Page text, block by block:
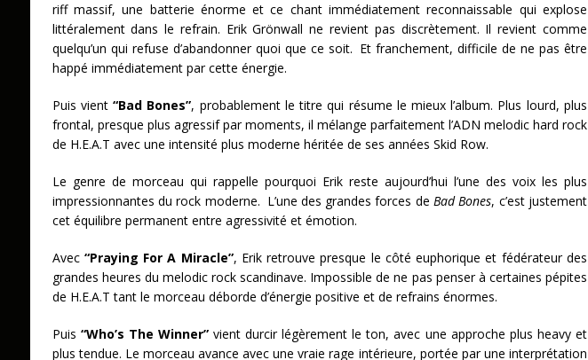
riff massif, une batterie énorme et ce chant immédiatement reconnaissable qui explose
littéralement dans le refrain. Erik Grönwall ne revient pas discrètement. Il revient comme
quelqu’un qui refuse d’abandonner quoi que ce soit. Et franchement, difficile de ne pas être
happé immédiatement par cette énergie.
Puis vient“Bad Bones”, probablement le titre qui résume le mieux l’album. Plus lourd, plus
frontal, presque plus agressif par moments, il mélange parfaitement l’ADN melodic hard rock
de H.E.A.T avec une intensité plus moderne héritée de ses années Skid Row.
Le genre de morceau qui rappelle pourquoi Erik reste aujourd’hui l’une des voix les plus
impressionnantes du rock moderne. L’une des grandes forces deBad Bones, c’est justement
cet équilibre permanent entre agressivité et émotion.
Avec “Praying For A Miracle”, Erik retrouve presque le côté euphorique et fédérateur des
grandes heures du melodic rock scandinave. Impossible de ne pas penser à certaines pépites
de H.E.A.T tant le morceau déborde d’énergie positive et de refrains énormes.
Puis “Who’s The Winner”vient durcir légèrement le ton, avec une approche plus heavy et
plus tendue. Le morceau avance avec une vraie rage intérieure, portée par une interprétation